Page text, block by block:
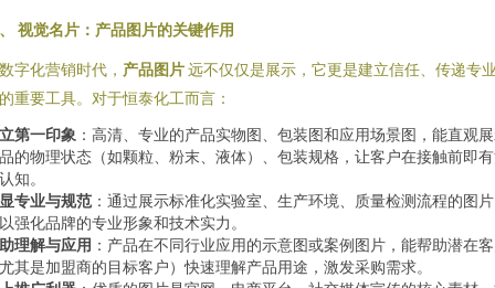
视觉名片：产品图片的关键作用
字化营销时代， 产品图片远不仅仅是展示，它更是建立信任、传递专
重要工具。对于恒泰化工而言：
第一印象 ：高清、专业的产品实物图、包装图和应用场景图，能直观
的物理状态（如颗粒、粉末、液体）、包装规格，让客户在接触前即
知。
专业与规范 ：通过展示标准化实验室、生产环境、质量检测流程的图
强化品牌的专业形象和技术实力。
理解与应用 ：产品在不同行业应用的示意图或案例图片，能帮助潜在
其是加盟商的目标客户）快速理解产品用途，激发采购需求。